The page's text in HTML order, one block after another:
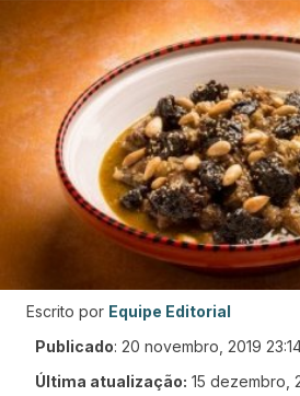
Escrito por Equipe Editorial
Publicado: 20 novembro, 2019
Última atualização: 15 dezembro,